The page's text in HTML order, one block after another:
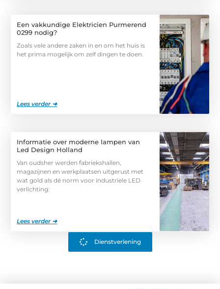
Een vakkundige Elektricien Purmerend
0299 nodig?
Zoals vele andere zaken in en om het huis is
het prima mogelijk om zelf dingen te doen.
Lees verder ➜
Informatie over moderne lampen van
Led Design Holland
Van oudsher werden fabriekshallen,
magazijnen en werkplaatsen uitgerust met
wat gold als dé norm voor industriele LED
verlichting:
Lees verder ➜
Dienstverlening